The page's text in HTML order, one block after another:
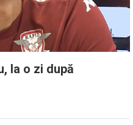
la o zi după